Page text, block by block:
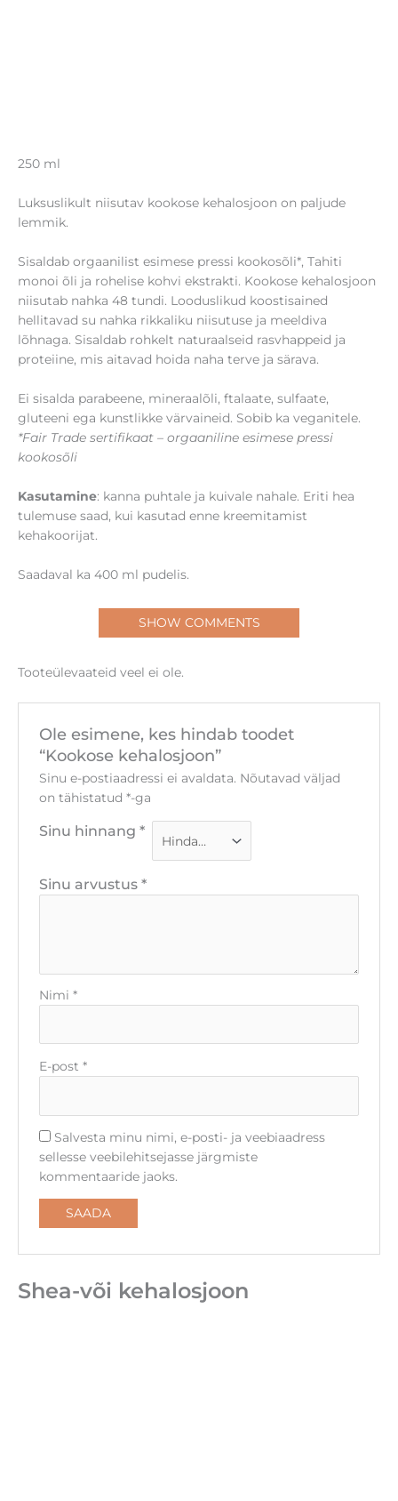
250 ml
Luksuslikult niisutav kookose kehalosjoon on paljude
lemmik.
Sisaldab orgaanilist esimese pressi kookosõli*, Tahiti
monoi õli ja rohelise kohvi ekstrakti. Kookose kehalosjoon
niisutab nahka 48 tundi. Looduslikud koostisained
hellitavad su nahka rikkaliku niisutuse ja meeldiva
lõhnaga. Sisaldab rohkelt naturaalseid rasvhappeid ja
proteiine, mis aitavad hoida naha terve ja särava.
Ei sisalda parabeene, mineraalõli, ftalaate, sulfaate,
gluteeni ega kunstlikke värvaineid. Sobib ka veganitele.
*Fair Trade sertifikaat – orgaaniline esimese pressi
kookosõli
Kasutamine: kanna puhtale ja kuivale nahale. Eriti hea
tulemuse saad, kui kasutad enne kreemitamist
kehakoorijat.
Saadaval ka 400 ml pudelis.
SHOW COMMENTS
Tooteülevaateid veel ei ole.
Ole esimene, kes hindab toodet
“Kookose kehalosjoon”
Sinu e-postiaadressi ei avaldata. Nõutavad väljad
on tähistatud *-ga
Sinu hinnang *
Sinu arvustus *
Nimi *
E-post *
Salvesta minu nimi, e-posti- ja veebiaadress
sellesse veebilehitsejasse järgmiste
kommentaaride jaoks.
Shea-või kehalosjoon